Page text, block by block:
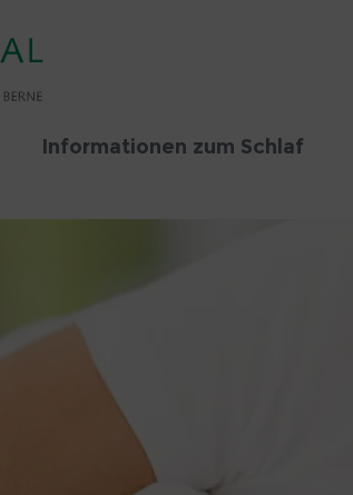
Informationen zum Schlaf